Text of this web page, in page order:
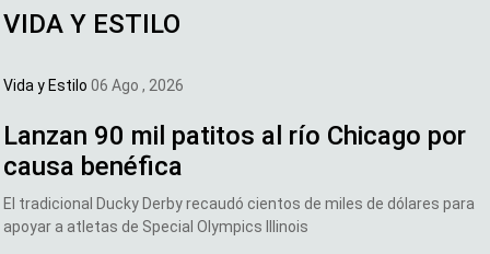
VIDA Y ESTILO
Vida y Estilo 06 Ago , 2026
Lanzan 90 mil patitos al río Chicago por
causa benéfica
El tradicional Ducky Derby recaudó cientos de miles de dólares para
apoyar a atletas de Special Olympics Illinois